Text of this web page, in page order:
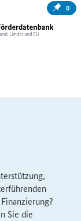
0
Sie die